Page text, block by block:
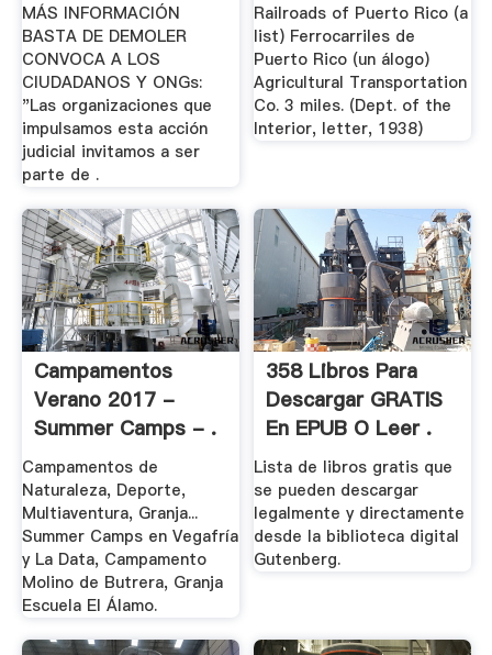
MÁS INFORMACIÓN
BASTA DE DEMOLER
CONVOCA A LOS
CIUDADANOS Y ONGs:
"Las organizaciones que
impulsamos esta acción
judicial invitamos a ser
parte de .
Railroads of Puerto Rico (a
list) Ferrocarriles de
Puerto Rico (un álogo)
Agricultural Transportation
Co. 3 miles. (Dept. of the
Interior, letter, 1938)
Campamentos
Verano 2017 -
Summer Camps - .
Campamentos de
Naturaleza, Deporte,
Multiaventura, Granja...
Summer Camps en Vegafría
y La Data, Campamento
Molino de Butrera, Granja
Escuela El Álamo.
358 Libros Para
Descargar GRATIS
En EPUB O Leer .
Lista de libros gratis que
se pueden descargar
legalmente y directamente
desde la biblioteca digital
Gutenberg.